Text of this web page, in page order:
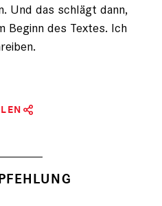
Und das schlägt dann,
Beginn des Textes. Ich